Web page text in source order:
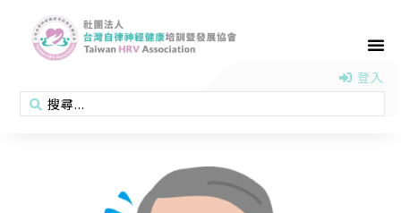
登入